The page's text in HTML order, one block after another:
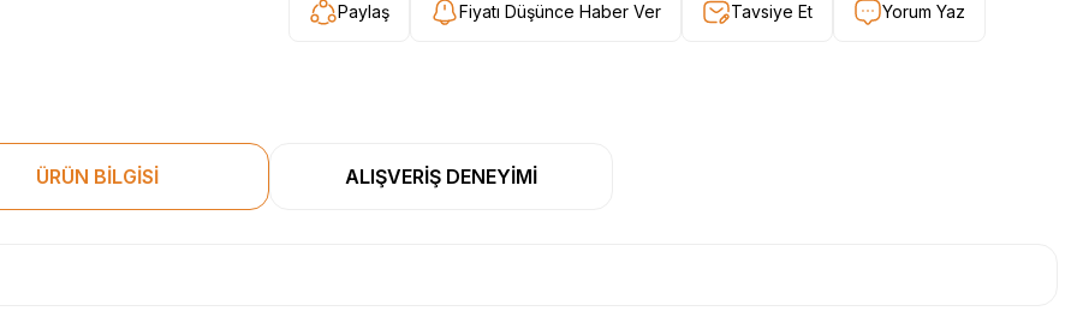
Paylaş Fiyatı Düşünce Haber Ver Tavsiye Et Yorum Yaz
ÜRÜN BİLGİSİ ALIŞVERİŞ DENEYİMİ